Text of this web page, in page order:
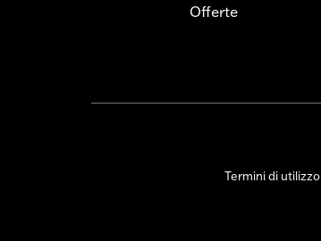
Offerte
Termini di utilizzo